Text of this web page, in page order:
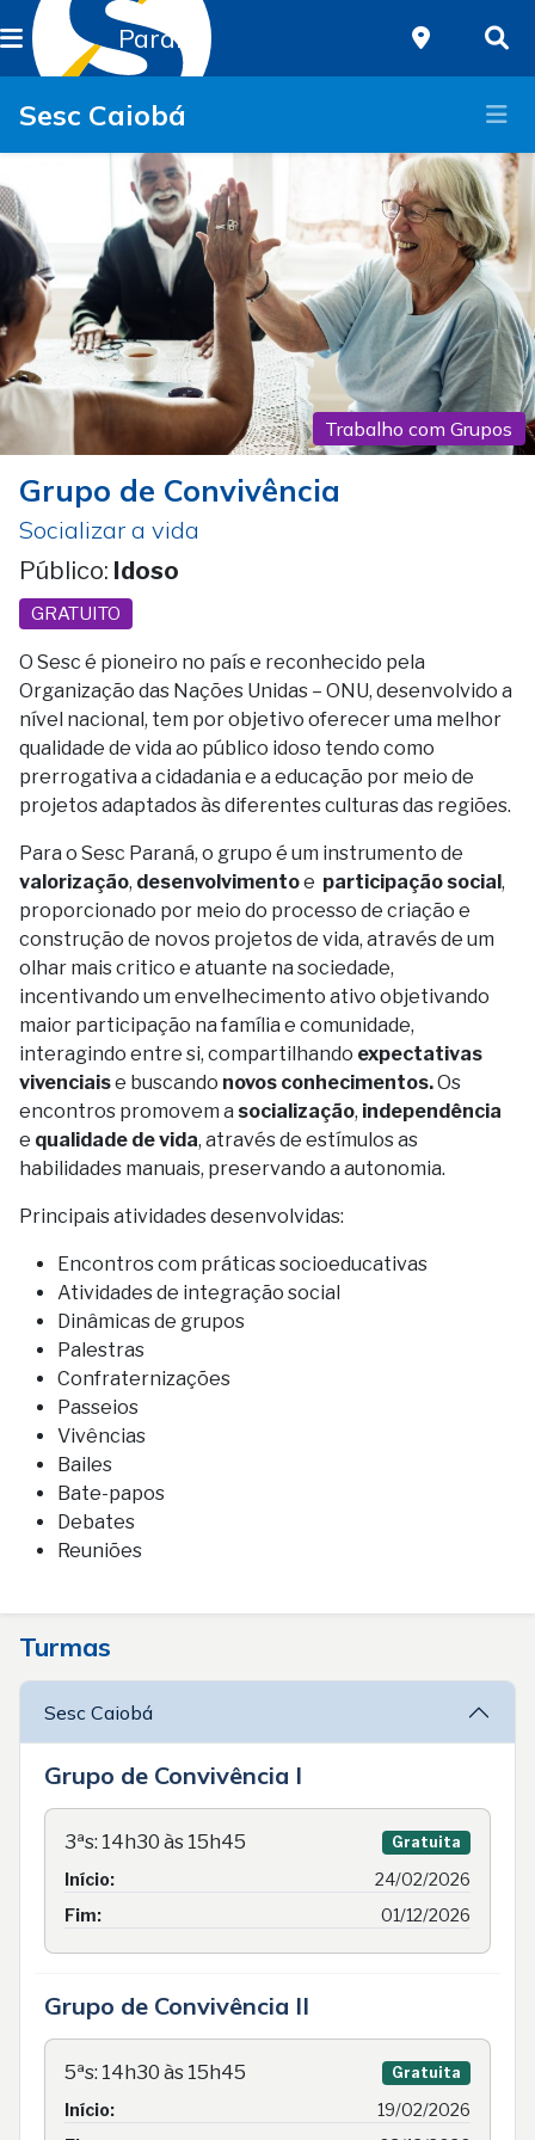
Paraná
Sesc Caiobá
Trabalho com Grupos
Grupo de Convivência
Socializar a vida
Público: Idoso
GRATUITO
O Sesc é pioneiro no país e reconhecido pela
Organização das Nações Unidas – ONU, desenvolvido a
nível nacional, tem por objetivo oferecer uma melhor
qualidade de vida ao público idoso tendo como
prerrogativa a cidadania e a educação por meio de
projetos adaptados às diferentes culturas das regiões.
Para o Sesc Paraná, o grupo é um instrumento de
valorização, desenvolvimentoe participação social,
proporcionado por meio do processo de criação e
construção de novos projetos de vida, através de um
olhar mais critico e atuante na sociedade,
incentivando um envelhecimento ativo objetivando
maior participação na família e comunidade,
interagindo entre si, compartilhando expectativas
vivenciaise buscando novos conhecimentos.Os
encontros promovem a socialização, independência
e qualidade de vida, através de estímulos as
habilidades manuais, preservando a autonomia.
Principais atividades desenvolvidas:
Encontros com práticas socioeducativas
Atividades de integração social
Dinâmicas de grupos
Palestras
Confraternizações
Passeios
Vivências
Bailes
Bate-papos
Debates
Reuniões
Turmas
Sesc Caiobá
Grupo de Convivência I
3ªs: 14h30 às 15h45 Gratuita
Início:
24/02/2026
Fim:
01/12/2026
Grupo de Convivência II
5ªs: 14h30 às 15h45 Gratuita
Início:
19/02/2026